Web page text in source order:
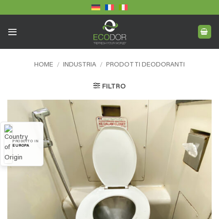
to
HOME / INDUSTRIA / PRODOTTI DEODORANTI
FILTRO
PRODOTTO IN
EUROPA